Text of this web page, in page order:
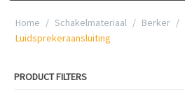
Home / Schakelmateriaal / Berker /
Luidsprekeraansluiting
PRODUCT FILTERS